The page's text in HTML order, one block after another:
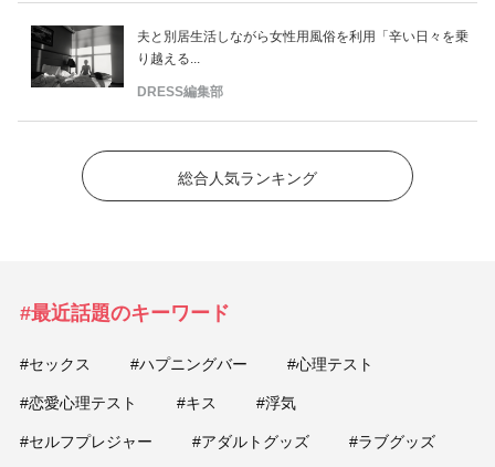
夫と別居生活しながら女性用風俗を利用「辛い日々を乗
り越える...
DRESS編集部
総合人気ランキング
#最近話題のキーワード
#セックス #ハプニングバー #心理テスト
#恋愛心理テスト #キス #浮気
#セルフプレジャー #アダルトグッズ #ラブグッズ